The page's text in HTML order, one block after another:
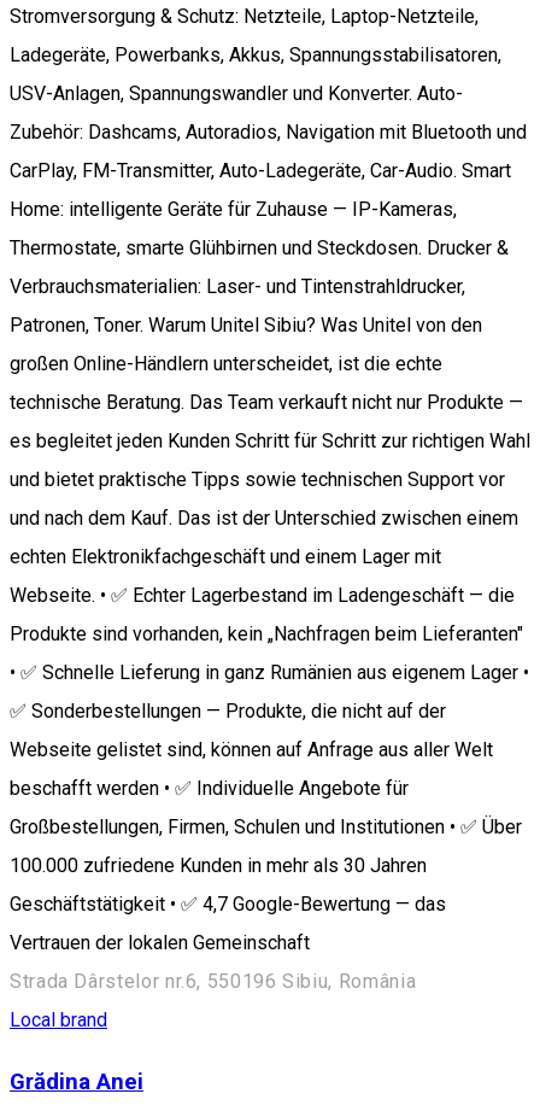
Stromversorgung & Schutz: Netzteile, Laptop-Netzteile,
Ladegeräte, Powerbanks, Akkus, Spannungsstabilisatoren,
USV-Anlagen, Spannungswandler und Konverter. Auto-
Zubehör: Dashcams, Autoradios, Navigation mit Bluetooth und
CarPlay, FM-Transmitter, Auto-Ladegeräte, Car-Audio. Smart
Home: intelligente Geräte für Zuhause — IP-Kameras,
Thermostate, smarte Glühbirnen und Steckdosen. Drucker &
Verbrauchsmaterialien: Laser- und Tintenstrahldrucker,
Patronen, Toner. Warum Unitel Sibiu? Was Unitel von den
großen Online-Händlern unterscheidet, ist die echte
technische Beratung. Das Team verkauft nicht nur Produkte —
es begleitet jeden Kunden Schritt für Schritt zur richtigen Wahl
und bietet praktische Tipps sowie technischen Support vor
und nach dem Kauf. Das ist der Unterschied zwischen einem
echten Elektronikfachgeschäft und einem Lager mit
Webseite. • ✅ Echter Lagerbestand im Ladengeschäft — die
Produkte sind vorhanden, kein „Nachfragen beim Lieferanten"
• ✅ Schnelle Lieferung in ganz Rumänien aus eigenem Lager •
✅ Sonderbestellungen — Produkte, die nicht auf der
Webseite gelistet sind, können auf Anfrage aus aller Welt
beschafft werden • ✅ Individuelle Angebote für
Großbestellungen, Firmen, Schulen und Institutionen • ✅ Über
100.000 zufriedene Kunden in mehr als 30 Jahren
Geschäftstätigkeit • ✅ 4,7 Google-Bewertung — das
Vertrauen der lokalen Gemeinschaft
Strada Dârstelor nr.6, 550196 Sibiu, România
Local brand
Grădina Anei